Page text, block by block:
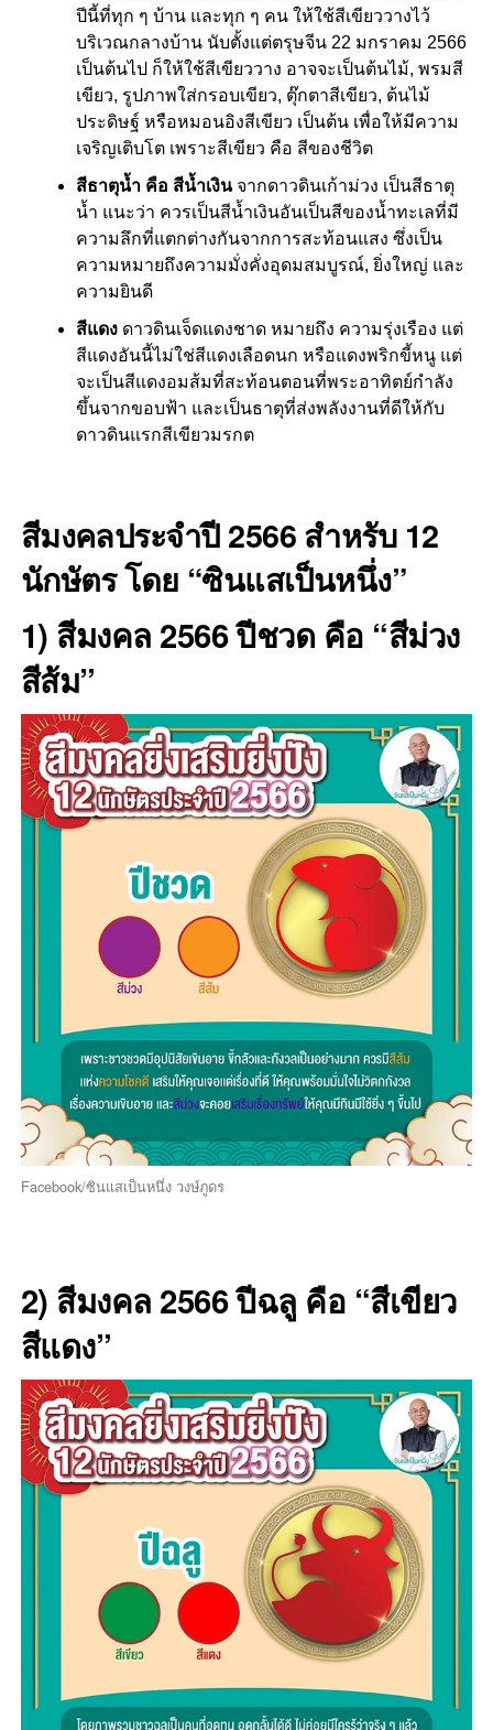
ปีนี้ที่ทุก ๆ บ้าน และทุก ๆ คน ให้ใช้สีเขียววางไว้
บริเวณกลางบ้าน นับตั้งแต่ตรุษจีน 22 มกราคม 2566
เป็นต้นไป ก็ให้ใช้สีเขียววาง อาจจะเป็นต้นไม้, พรมสี
เขียว, รูปภาพใส่กรอบเขียว, ตุ๊กตาสีเขียว, ต้นไม้
ประดิษฐ์ หรือหมอนอิงสีเขียว เป็นต้น เพื่อให้มีความ
เจริญเติบโต เพราะสีเขียว คือ สีของชีวิต
สีธาตุน้ำ คือ สีน้ำเงินจากดาวดินเก้าม่วง เป็นสีธาตุ
น้ำ แนะว่า ควรเป็นสีน้ำเงินอันเป็นสีของน้ำทะเลที่มี
ความลึกที่แตกต่างกันจากการสะท้อนแสง ซึ่งเป็น
ความหมายถึงความมั่งคั่งอุดมสมบูรณ์, ยิ่งใหญ่ และ
ความยินดี
สีแดงดาวดินเจ็ดแดงชาด หมายถึง ความรุ่งเรือง แต่
สีแดงอันนี้ไม่ใช่สีแดงเลือดนก หรือแดงพริกขี้หนู แต่
จะเป็นสีแดงอมส้มที่สะท้อนตอนที่พระอาทิตย์กำลัง
ขึ้นจากขอบฟ้า และเป็นธาตุที่ส่งพลังงานที่ดีให้กับ
ดาวดินแรกสีเขียวมรกต
สีมงคลประจำปี 2566 สำหรับ 12
นักษัตร โดย “ซินแสเป็นหนึ่ง”
1) สีมงคล 2566 ปีชวด คือ “สีม่วง
สีส้ม”
Facebook/ซินแสเป็นหนึ่ง วงษ์ภูดร
2) สีมงคล 2566 ปีฉลู คือ “สีเขียว
สีแดง”